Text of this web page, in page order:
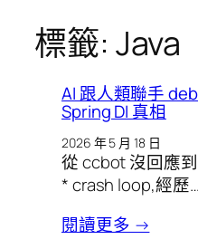
標籤: Java
AI 跟人類聯手
Spring DI 真相
2026 年 5 月 18 日
從 ccbot 沒回應
* crash loop,經歷…
閱讀更多 →